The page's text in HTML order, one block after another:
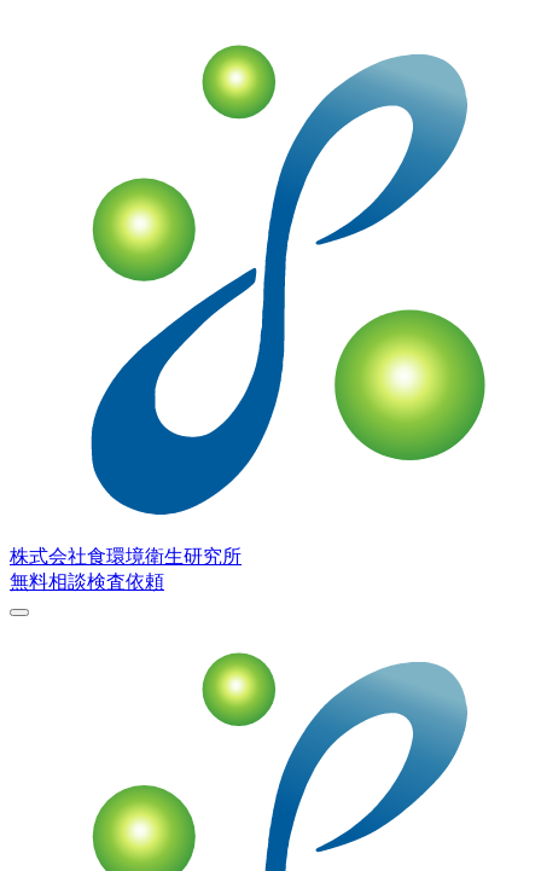
株式会社食環境衛生研究所
無料相談検査依頼